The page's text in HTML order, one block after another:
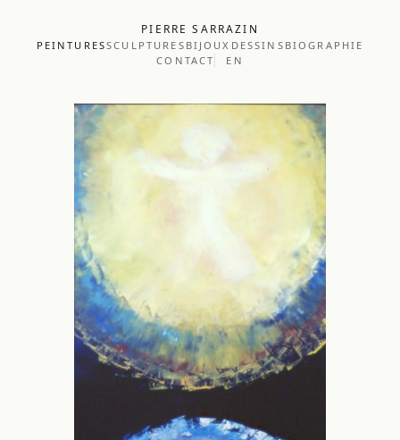
PIERRE SARRAZIN
PEINTURESSCULPTURES BIJOUX DESSINS BIOGRAPHIE
CONTACT
EN